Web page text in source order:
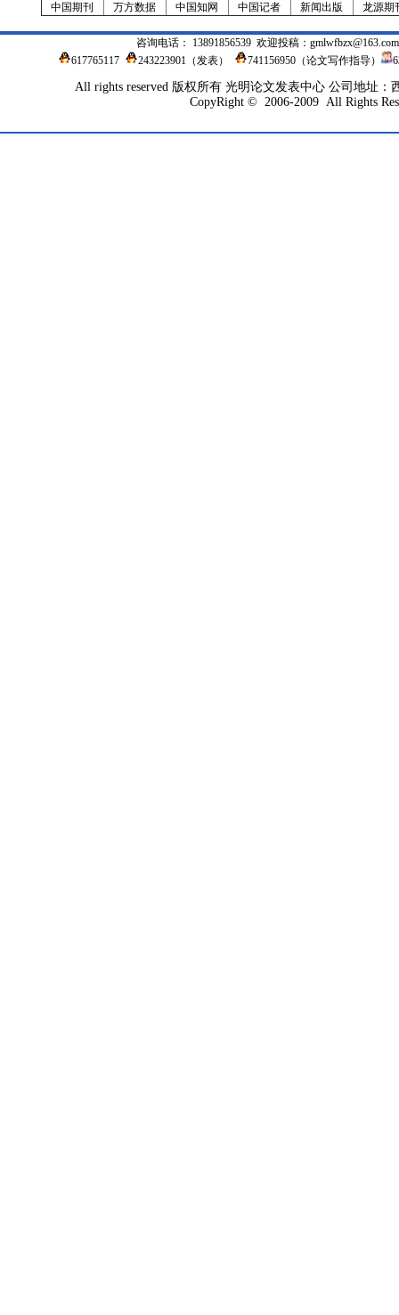
中国期刊 万方数据 中国知网 中国记者 新闻出版 龙源期
咨询电话： 13891856539 欢迎投稿： gmlwfbzx@163.com
617765117
243223901 （发表） 741156950（论文写作指导）
All rights reserved 版权所有 光明论文发表中心 公司地址：
CopyRight © 2006-2009 All Rights